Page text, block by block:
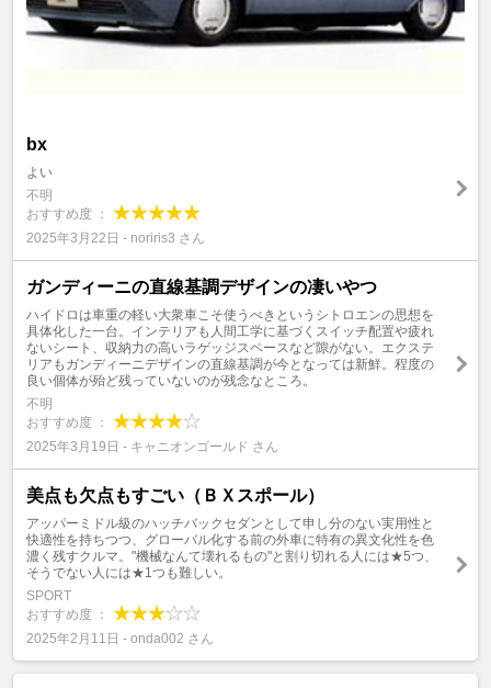
bx
よい
不明
おすすめ度 ：
2025年3月22日 - noriris3 さん
ガンディーニの直線基調デザインの凄いやつ
ハイドロは車重の軽い大衆車こそ使うべきというシトロエンの思想を
具体化した一台。インテリアも人間工学に基づくスイッチ配置や疲れ
ないシート、収納力の高いラゲッジスペースなど隙がない。エクステ
リアもガンディーニデザインの直線基調が今となっては新鮮。程度の
良い個体が殆ど残っていないのが残念なところ。
不明
おすすめ度 ：
2025年3月19日 - キャニオンゴールド さん
美点も欠点もすごい（ＢＸスポール）
アッパーミドル級のハッチバックセダンとして申し分のない実用性と
快適性を持ちつつ、グローバル化する前の外車に特有の異文化性を色
濃く残すクルマ。"機械なんて壊れるもの"と割り切れる人には★5つ、
そうでない人には★1つも難しい。
SPORT
おすすめ度 ：
2025年2月11日 - onda002 さん